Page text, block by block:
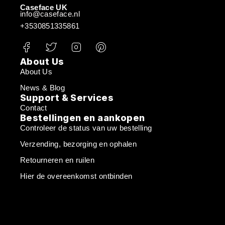
Caseface UK
info@caseface.nl
+3530851335861
About Us
About Us
News & Blog
Support & Services
Contact
Bestellingen en aankopen
Controleer de status van uw bestelling
Verzending, bezorging en ophalen
Retourneren en ruilen
Hier de overeenkomst ontbinden